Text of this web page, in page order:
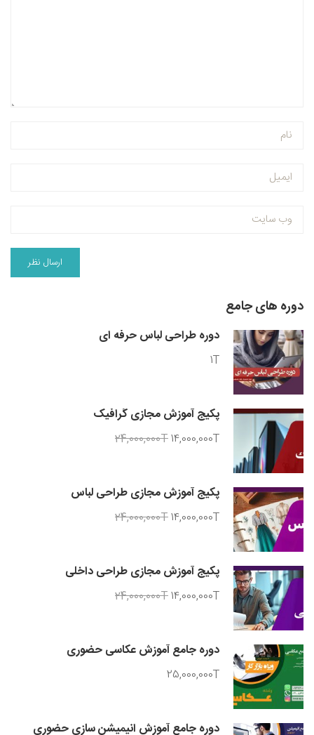
دوره های جامع
دوره طراحی لباس حرفه ای
1T
پکیج آموزش مجازی گرافیک
24,000,000T14,000,000T
پکیج آموزش مجازی طراحی لباس
24,000,000T14,000,000T
پکیج آموزش مجازی طراحی داخلی
24,000,000T14,000,000T
دوره جامع آموزش عکاسی حضوری
25,000,000T
دوره جامع آموزش انیمیشن سازی حضوری